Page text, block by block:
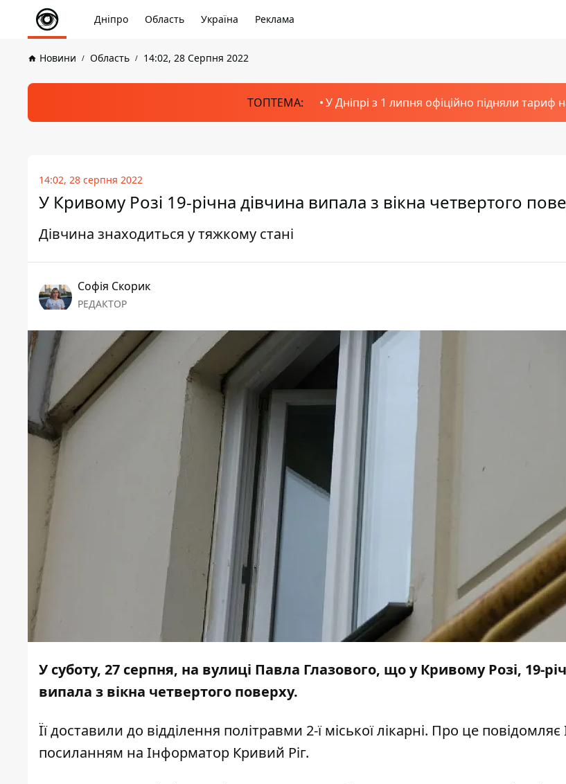
Дніпро Область Україна Реклама
Новини Область 14:02, 28 Серпня 2022
ТОПТЕМА: У Дніпрі з 1 липня офіційно підняли тариф
14:02, 28 серпня 2022
У Кривому Розі 19-річна дівчина випала з вікна четвертого
Дівчина знаходиться у тяжкому стані
Софія Скорик
РЕДАКТОР
У суботу, 27 серпня, на вулиці Павла Глазового, що у Кривому Розі, 19-
випала з вікна четвертого поверху.
Її доставили до відділення політравми 2-ї міської лікарні. Про це повідомляє
посиланням на Інформатор Кривий Ріг.